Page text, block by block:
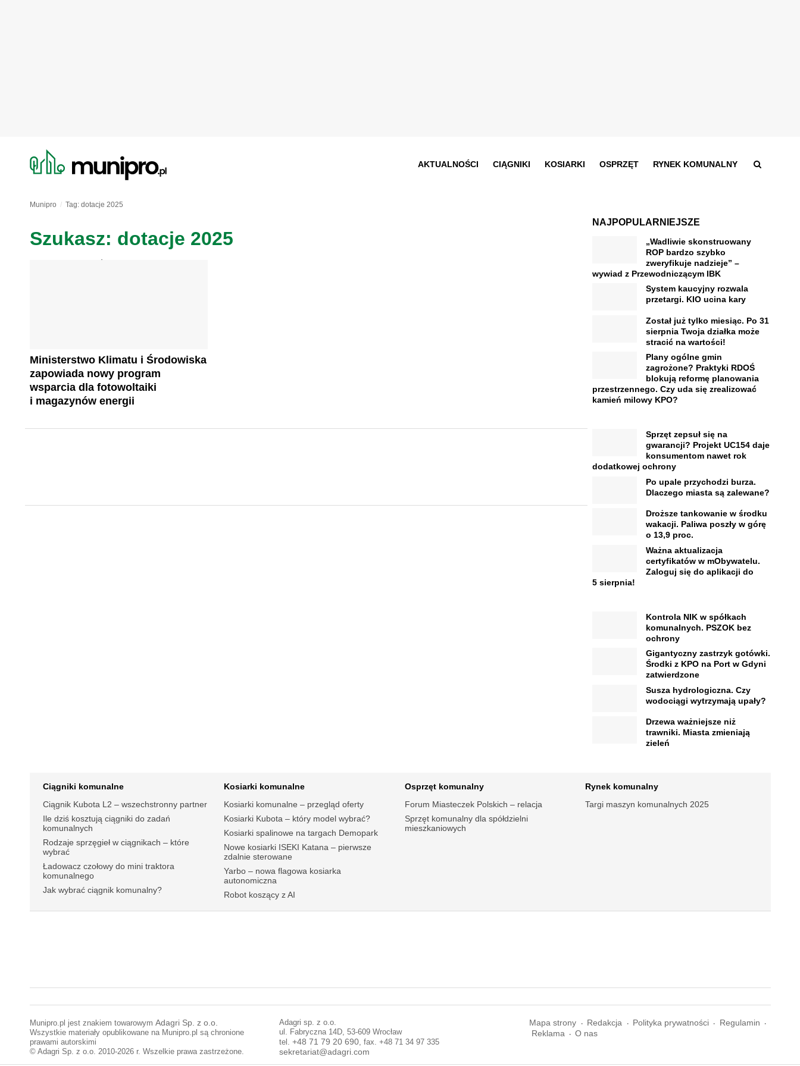
AKTUALNOŚCI CIĄGNIKI KOSIARKI OSPRZĘT RYNEK KOMUNALNY
Munipro Tag: dotacje 2025
Szukasz: dotacje 2025
Ministerstwo Klimatu i Środowiska
zapowiada nowy program
wsparcia dla fotowoltaiki
i magazynów energii
NAJPOPULARNIEJSZE
„Wadliwie skonstruowany
ROP bardzo szybko
zweryfikuje nadzieje” –
wywiad z Przewodniczącym IBK
System kaucyjny rozwala
przetargi. KIO ucina kary
Został już tylko miesiąc. Po 31
sierpnia Twoja działka może
stracić na wartości!
Plany ogólne gmin
zagrożone? Praktyki RDOŚ
blokują reformę planowania
przestrzennego. Czy uda się zrealizować
kamień milowy KPO?
Sprzęt zepsuł się na
gwarancji? Projekt UC154 daje
konsumentom nawet rok
dodatkowej ochrony
Po upale przychodzi burza.
Dlaczego miasta są zalewane?
Droższe tankowanie w środku
wakacji. Paliwa poszły w górę
o 13,9 proc.
Ważna aktualizacja
certyfikatów w mObywatelu.
Zaloguj się do aplikacji do
5 sierpnia!
Kontrola NIK w spółkach
komunalnych. PSZOK bez
ochrony
Gigantyczny zastrzyk gotówki.
Środki z KPO na Port w Gdyni
zatwierdzone
Susza hydrologiczna. Czy
wodociągi wytrzymają upały?
Drzewa ważniejsze niż
trawniki. Miasta zmieniają
zieleń
Ciągniki komunalne
Ciągnik Kubota L2 – wszechstronny partner
Ile dziś kosztują ciągniki do zadań
komunalnych
Rodzaje sprzęgieł w ciągnikach – które
wybrać
Ładowacz czołowy do mini traktora
komunalnego
Jak wybrać ciągnik komunalny?
Kosiarki komunalne
Kosiarki komunalne – przegląd oferty
Kosiarki Kubota – który model wybrać?
Kosiarki spalinowe na targach Demopark
Nowe kosiarki ISEKI Katana – pierwsze
zdalnie sterowane
Yarbo – nowa flagowa kosiarka
autonomiczna
Robot koszący z AI
Osprzęt komunalny
Forum Miasteczek Polskich – relacja
Sprzęt komunalny dla spółdzielni
mieszkaniowych
Rynek komunalny
Targi maszyn komunalnych 2025
Munipro.pl jest znakiem towarowym Adagri Sp. z o.o.
Wszystkie materiały opublikowane na Munipro.pl są chronione
prawami autorskimi
© Adagri Sp. z o.o. 2010-2026 r. Wszelkie prawa zastrzeżone.
Adagri sp. z o.o.
ul. Fabryczna 14D, 53-609 Wrocław
tel.+48 71 79 20 690 , fax. +48 71 34 97 335
sekretariat@adagri.com
Mapa strony Redakcja Polityka prywatności
Regulamin
Reklama
O nas